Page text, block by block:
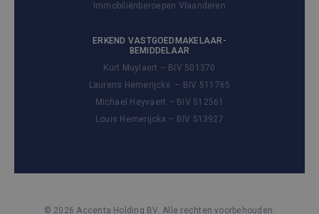
Immobiliënberoepen Vlaanderen
ERKEND VASTGOEDMAKELAAR-
BEMIDDELAAR
Kurt Muylaert – BIV 501370
Laurens Hemerijckx – BIV 511765
Michael Heyvaert – BIV 512561
Louis Hemerijckx – BIV 513927
© 2026 Accenta Holding BV. Alle rechten voorbehouden.